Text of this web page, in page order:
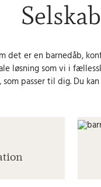
det er en barnedåb,
løsning som vi i
passer til dig. Du